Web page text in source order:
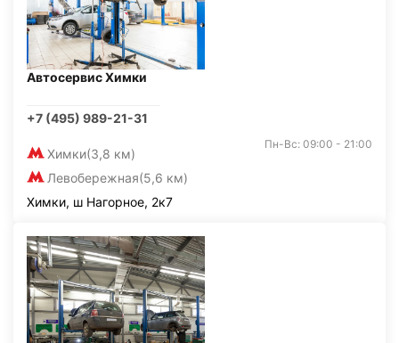
Автосервис Химки
+7 (495) 989-21-31
Химки(3,8 км)
Левобережная(5,6 км)
Пн-Вс: 09:00 - 21:00
Химки, ш Нагорное, 2к7